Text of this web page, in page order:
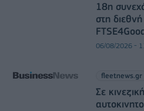
18η
στη
06/08/2026 -
fleetnews.gr
Σε